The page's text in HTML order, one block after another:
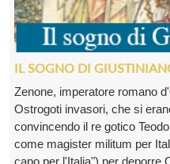
IL SOGNO DI
Zenone, imperatore romano
Ostrogoti invasori, che si
convincendo il re gotico
come magister militum per
capo per l'Italia") per deporre